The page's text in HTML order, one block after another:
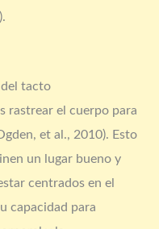
tacto
rastrear el cuerpo para
et al., 2010). Esto
un lugar bueno y
centrados en el
capacidad para